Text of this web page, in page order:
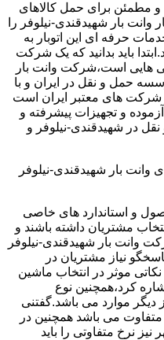
مطمئن برای حمل کالاهای
بار شهیدقندی-نیلوفر را
حرفه ای این اتوبار به
باید بدانید که یک شرکت
هایی است،شرکت وانت بار
حمل و نقل در ایران و با
شرکت های معتبر ایران است
و تجهیزات پیشرفته و
در شهیدقندی-نیلوفر و
وانت بار شهیدقندی-نیلوفر
و استاندارد های خاصی
مشتریان داشته باشند و
وانت بار شهیدقندی-نیلوفر
نیاز مشتریان در
موثر در انتخاب ماشین
کرد،همچنین نوع
دیگر موارد می باشد.گفتنی
می باشد همچنین در
نرخ متفاوتی را باید